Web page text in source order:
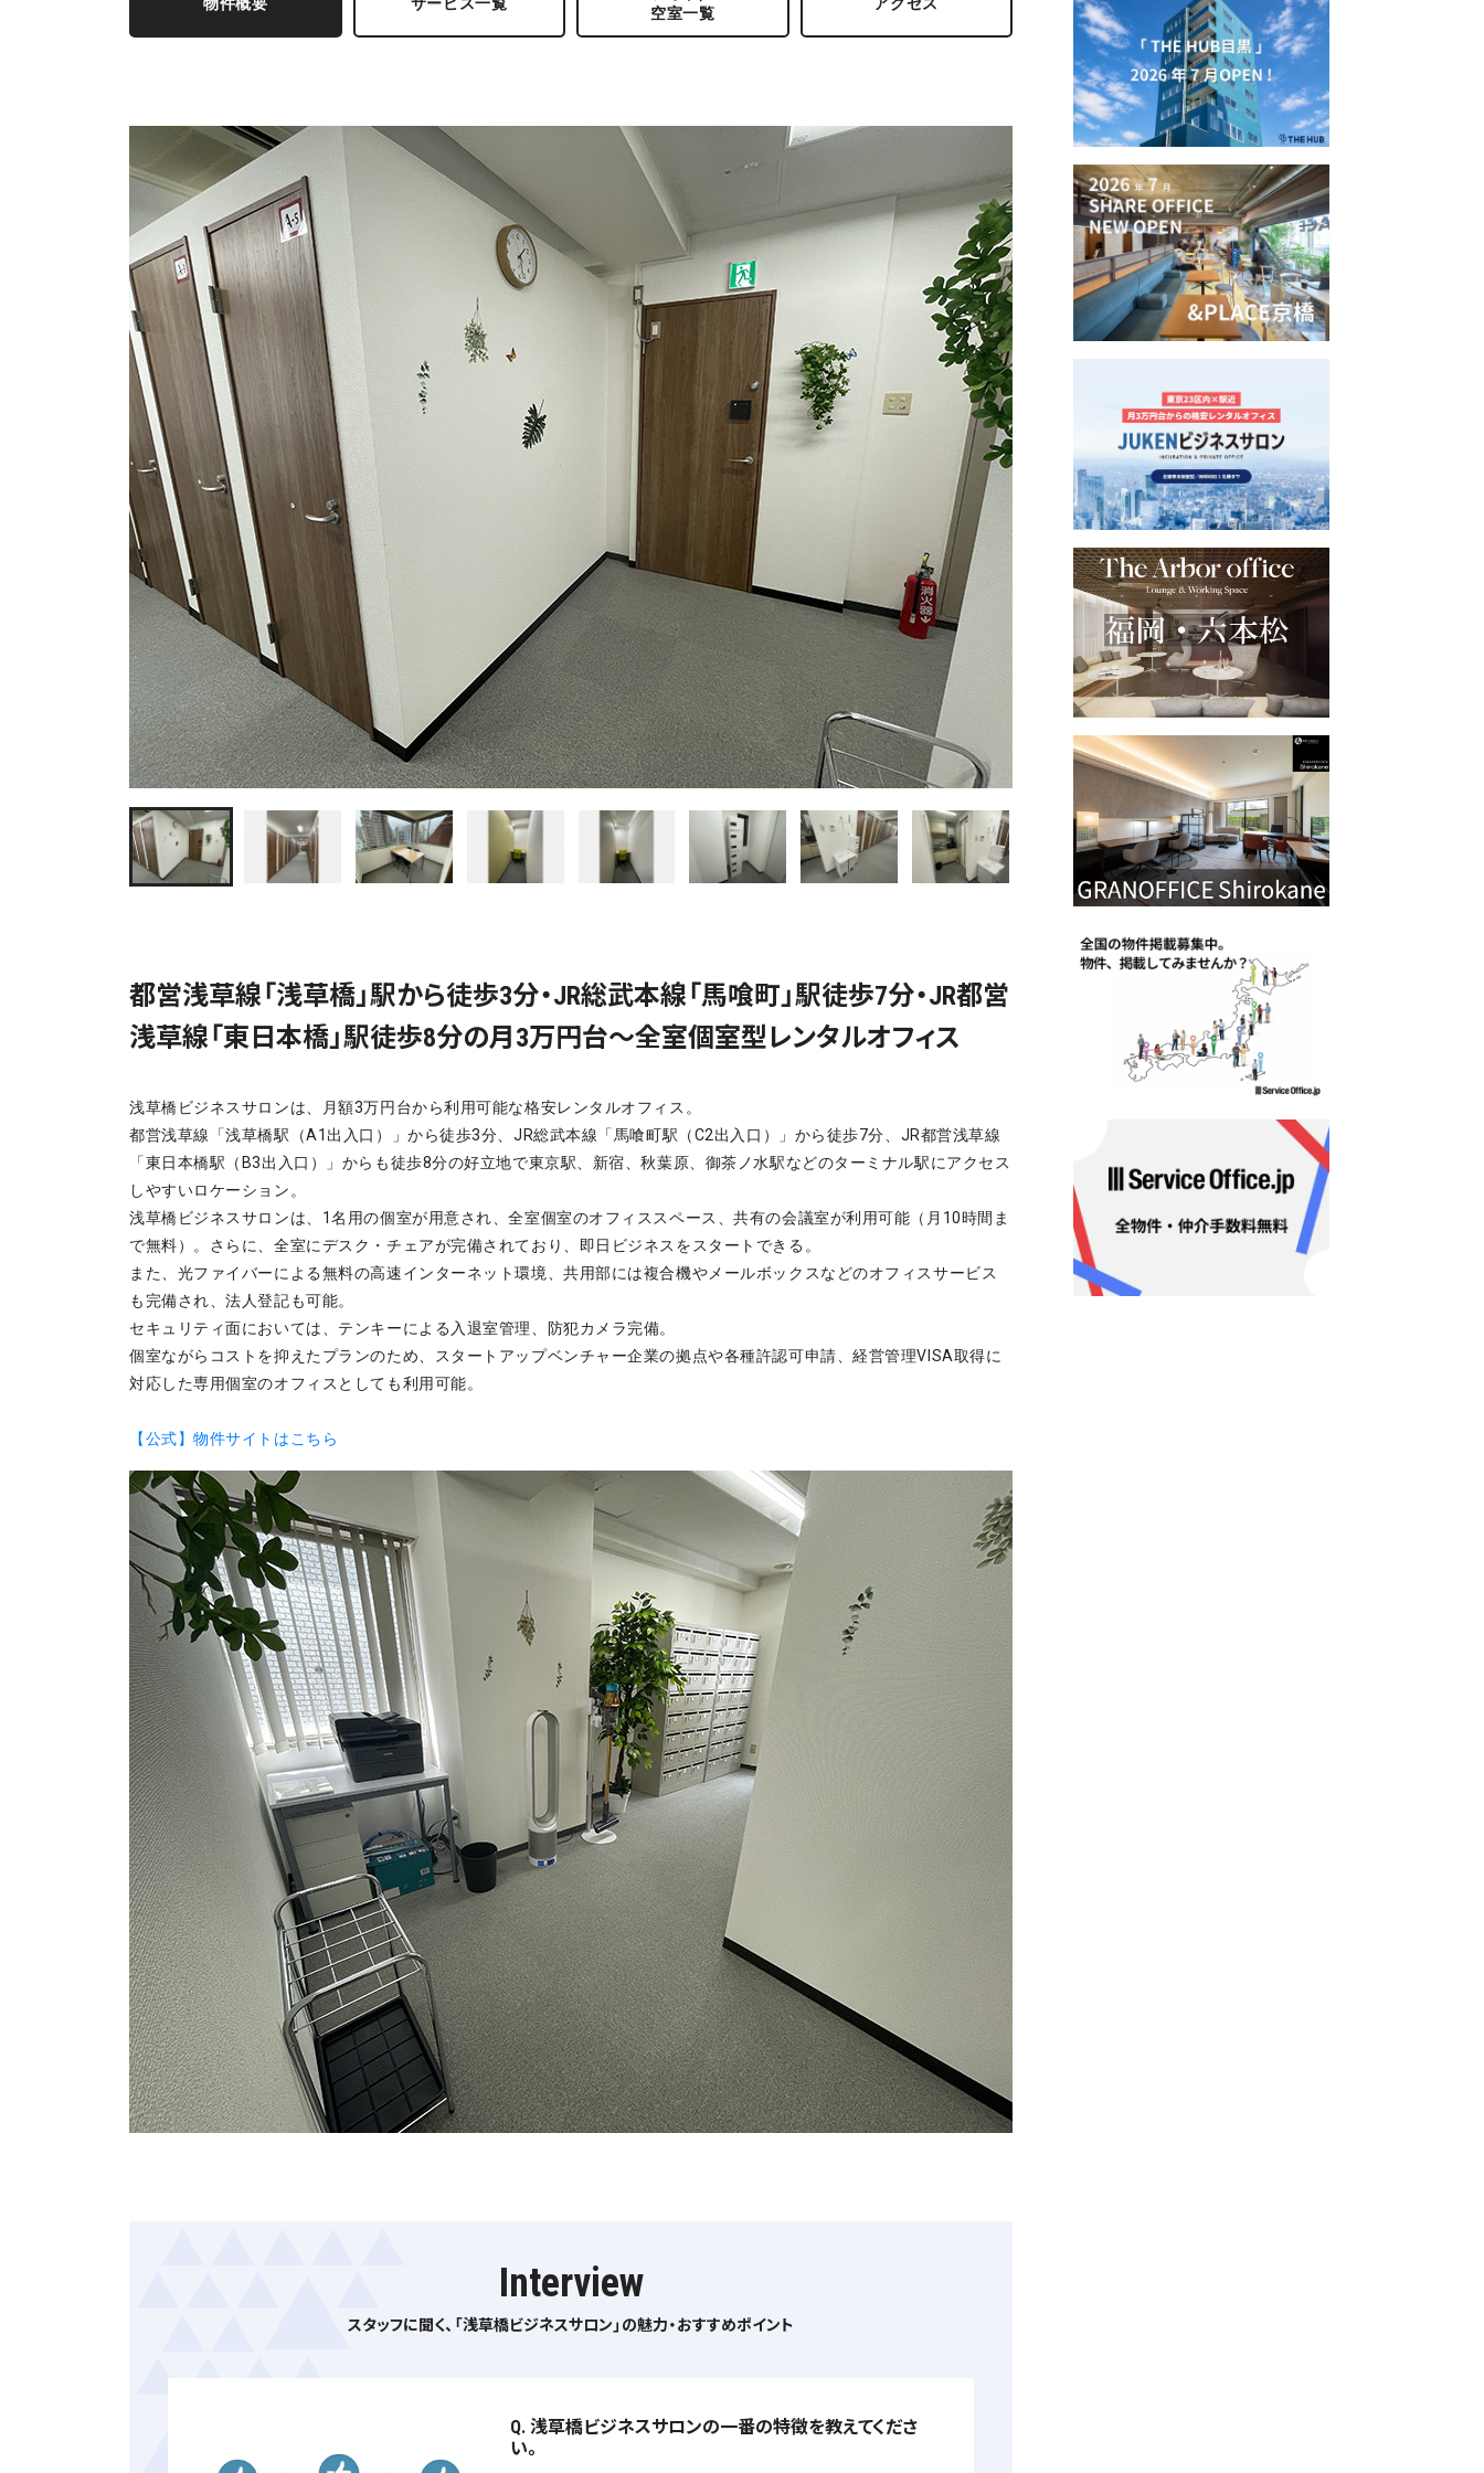
物件概要 サービス一覧
空室一覧
アクセス
都営浅草線「浅草橋」駅から徒歩3分・JR総武本線「馬喰町」駅徒歩7分・JR都営
浅草線「東日本橋」駅徒歩8分の月3万円台〜全室個室型レンタルオフィス
浅草橋ビジネスサロンは、月額3万円台から利用可能な格安レンタルオフィス。
都営浅草線「浅草橋駅（A1出入口）」から徒歩3分、JR総武本線「馬喰町駅（C2出入口）」から徒歩7分、JR都営浅草線
「東日本橋駅（B3出入口）」からも徒歩8分の好立地で東京駅、新宿、秋葉原、御茶ノ水駅などのターミナル駅にアクセス
しやすいロケーション。
浅草橋ビジネスサロンは、1名用の個室が用意され、全室個室のオフィススペース、共有の会議室が利用可能（月10時間ま
で無料）。さらに、全室にデスク・チェアが完備されており、即日ビジネスをスタートできる。
また、光ファイバーによる無料の高速インターネット環境、共用部には複合機やメールボックスなどのオフィスサービス
も完備され、法人登記も可能。
セキュリティ面においては、テンキーによる入退室管理、防犯カメラ完備。
個室ながらコストを抑えたプランのため、スタートアップベンチャー企業の拠点や各種許認可申請、経営管理VISA取得に
対応した専用個室のオフィスとしても利用可能。
【公式】物件サイトはこちら
Interview
スタッフに聞く、「浅草橋ビジネスサロン」の魅力・おすすめポイント
Q. 浅草橋ビジネスサロンの一番の特徴を教えてくださ
い。